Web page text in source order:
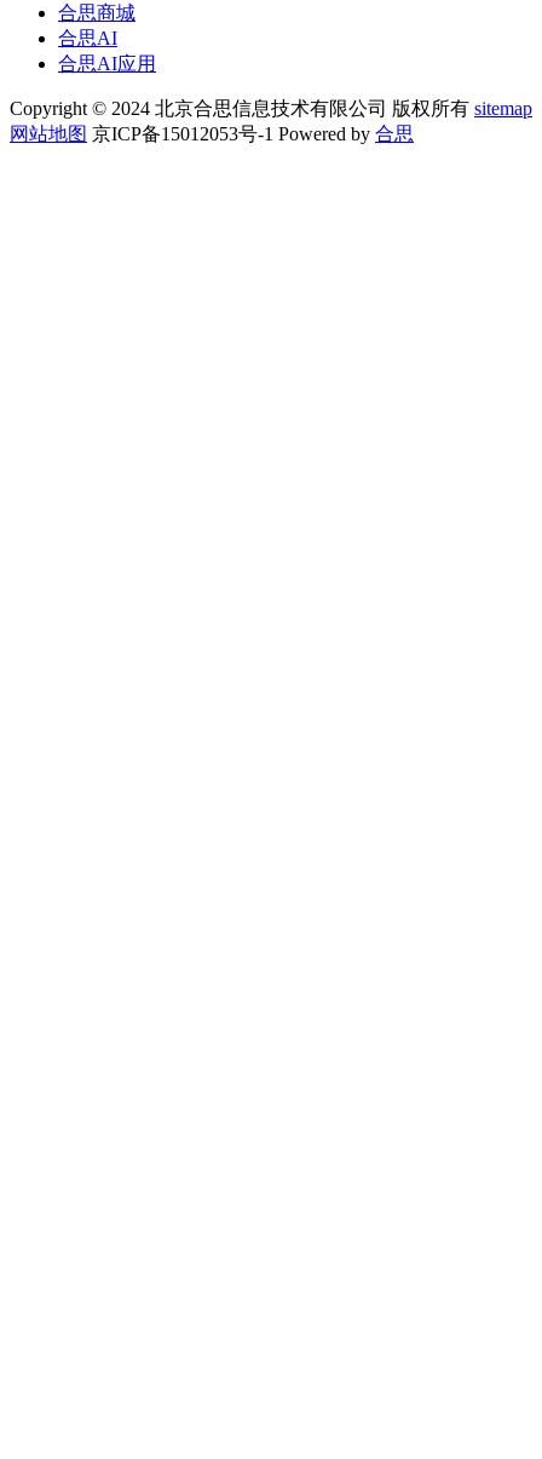
合思商城
合思AI
合思AI应用
Copyright © 2024 北京合思信息技术有限公司 版权所有 sitemap
网站地图 京ICP备15012053号-1 Powered by 合思